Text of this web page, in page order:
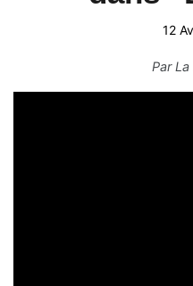
12
ParLa